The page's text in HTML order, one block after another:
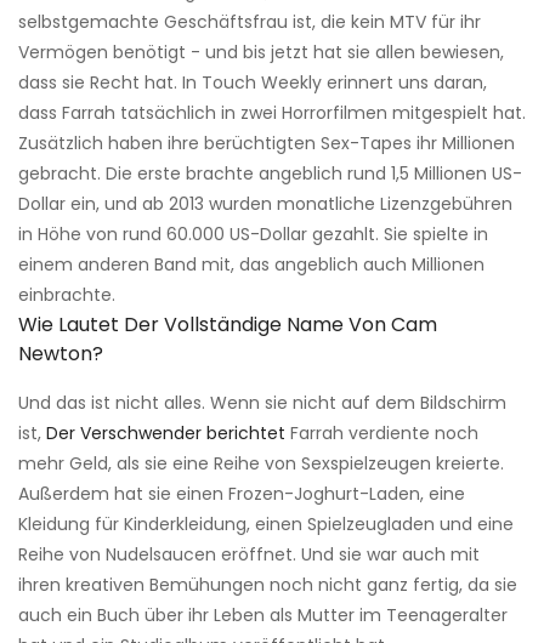
selbstgemachte Geschäftsfrau ist, die kein MTV für ihr
Vermögen benötigt - und bis jetzt hat sie allen bewiesen,
dass sie Recht hat. In Touch Weekly erinnert uns daran,
dass Farrah tatsächlich in zwei Horrorfilmen mitgespielt hat.
Zusätzlich haben ihre berüchtigten Sex-Tapes ihr Millionen
gebracht. Die erste brachte angeblich rund 1,5 Millionen US-
Dollar ein, und ab 2013 wurden monatliche Lizenzgebühren
in Höhe von rund 60.000 US-Dollar gezahlt. Sie spielte in
einem anderen Band mit, das angeblich auch Millionen
einbrachte.
Wie Lautet Der Vollständige Name Von Cam
Newton?
Und das ist nicht alles. Wenn sie nicht auf dem Bildschirm
ist, Der Verschwender berichtet Farrah verdiente noch
mehr Geld, als sie eine Reihe von Sexspielzeugen kreierte.
Außerdem hat sie einen Frozen-Joghurt-Laden, eine
Kleidung für Kinderkleidung, einen Spielzeugladen und eine
Reihe von Nudelsaucen eröffnet. Und sie war auch mit
ihren kreativen Bemühungen noch nicht ganz fertig, da sie
auch ein Buch über ihr Leben als Mutter im Teenageralter